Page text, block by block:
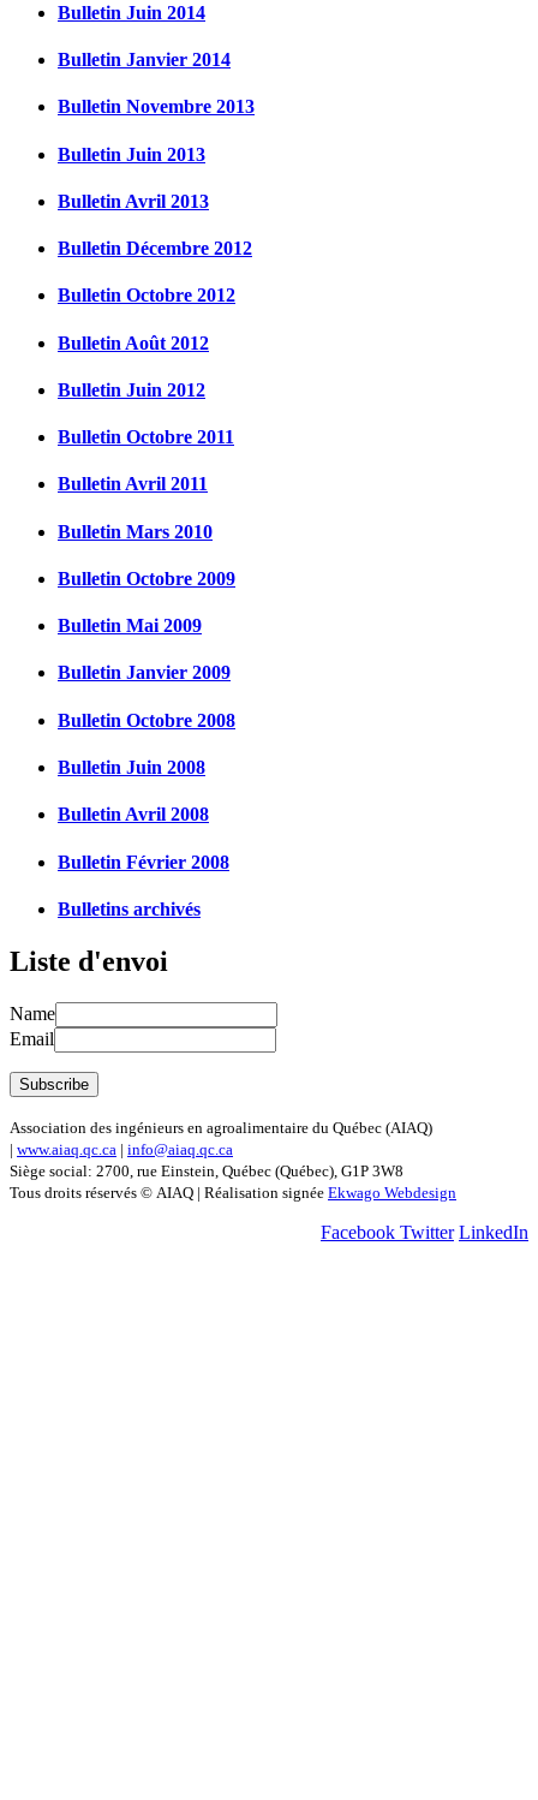
Bulletin Juin 2014
Bulletin Janvier 2014
Bulletin Novembre 2013
Bulletin Juin 2013
Bulletin Avril 2013
Bulletin Décembre 2012
Bulletin Octobre 2012
Bulletin Août 2012
Bulletin Juin 2012
Bulletin Octobre 2011
Bulletin Avril 2011
Bulletin Mars 2010
Bulletin Octobre 2009
Bulletin Mai 2009
Bulletin Janvier 2009
Bulletin Octobre 2008
Bulletin Juin 2008
Bulletin Avril 2008
Bulletin Février 2008
Bulletins archivés
Liste d'envoi
Name
Email
Association des ingénieurs en agroalimentaire du Québec (AIAQ)
| www.aiaq.qc.ca | info@aiaq.qc.ca
Siège social: 2700, rue Einstein, Québec (Québec), G1P 3W8
Tous droits réservés © AIAQ | Réalisation signée Ekwago Webdesign
Facebook Twitter LinkedIn